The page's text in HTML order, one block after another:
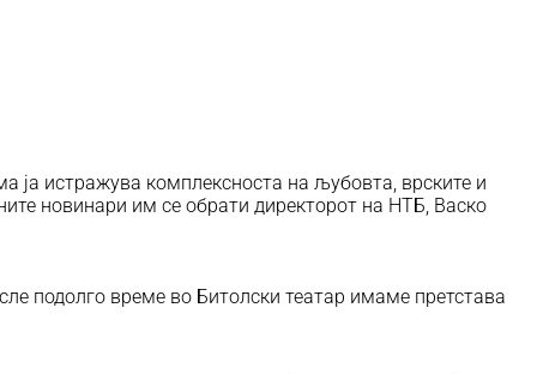
истражува комплексноста на љубовта, врските и
новинари им се обрати директорот на НТБ, Васко
подолго време во Битолски театар имаме претстава